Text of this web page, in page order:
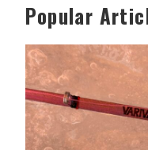
Popular